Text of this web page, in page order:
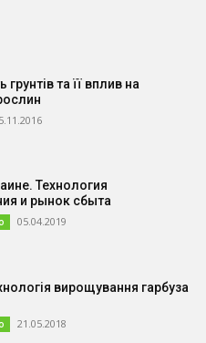
грунтів та її вплив на
Технология
и рынок сбыта
05.04.2019
вирощування гарбуза
21.05.2018